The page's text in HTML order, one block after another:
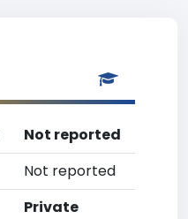
Not reported
Not reported
Private